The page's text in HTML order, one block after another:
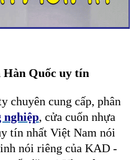
Quốc uy tín
chuyên cung cấp, phân
nghiệp, cửa cuốn nhựa
tín nhất Việt Nam nói
nói riêng của KAD -